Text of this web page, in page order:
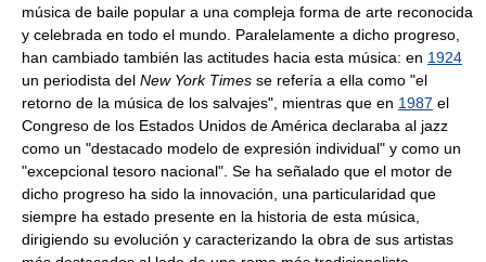
música de baile popular a una compleja forma de arte reconocida
y celebrada en todo el mundo. Paralelamente a dicho progreso,
han cambiado también las actitudes hacia esta música: en 1924
un periodista del New York Times se refería a ella como "el
retorno de la música de los salvajes", mientras que en 1987 el
Congreso de los Estados Unidos de América declaraba al jazz
como un "destacado modelo de expresión individual" y como un
"excepcional tesoro nacional". Se ha señalado que el motor de
dicho progreso ha sido la innovación, una particularidad que
siempre ha estado presente en la historia de esta música,
dirigiendo su evolución y caracterizando la obra de sus artistas